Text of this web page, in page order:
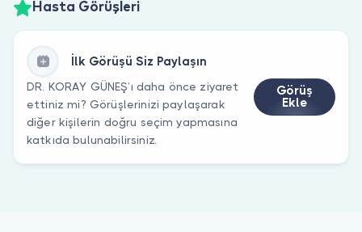
Hasta Görüşleri
İlk Görüşü Siz Paylaşın
DR. KORAY GÜNEŞ’ı daha önce ziyaret
ettiniz mi? Görüşlerinizi paylaşarak
diğer kişilerin doğru seçim yapmasına
katkıda bulunabilirsiniz.
Görüş
Ekle